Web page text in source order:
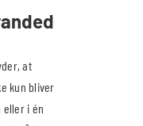
at
kun bliver
i én